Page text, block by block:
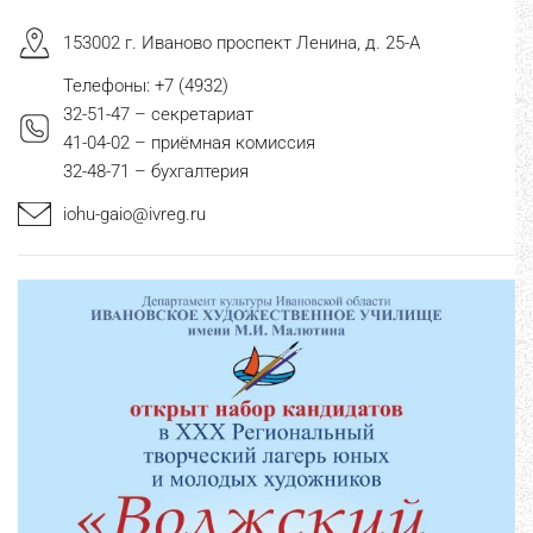
153002 г. Иваново проспект Ленина, д. 25-А
Телефоны: +7 (4932)
32-51-47 – секретариат
41-04-02 – приёмная комиссия
32-48-71 – бухгалтерия
iohu-gaio@ivreg.ru